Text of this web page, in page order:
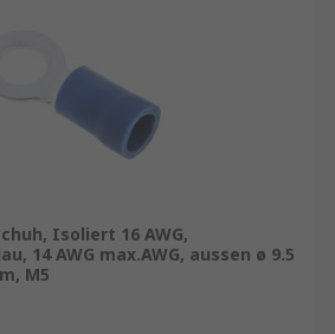
erhältlich in einer
und Drahtgrößen. CSA
ist die wichtigste
der Litze muss
angepasst werden.
Isoliert 16 AWG,
14 AWG max.AWG, aussen ø 9.5
M5